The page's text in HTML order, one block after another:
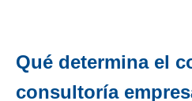
Qué determina el
consultoría